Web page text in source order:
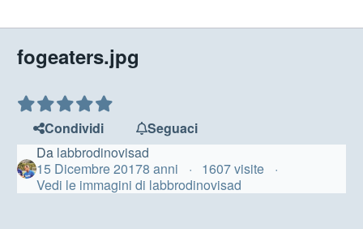
fogeaters.jpg
Condividi
Seguaci
Da labbrodinovisad
15 Dicembre 20178 anni
1607 visite
Vedi le immagini di labbrodinovisad